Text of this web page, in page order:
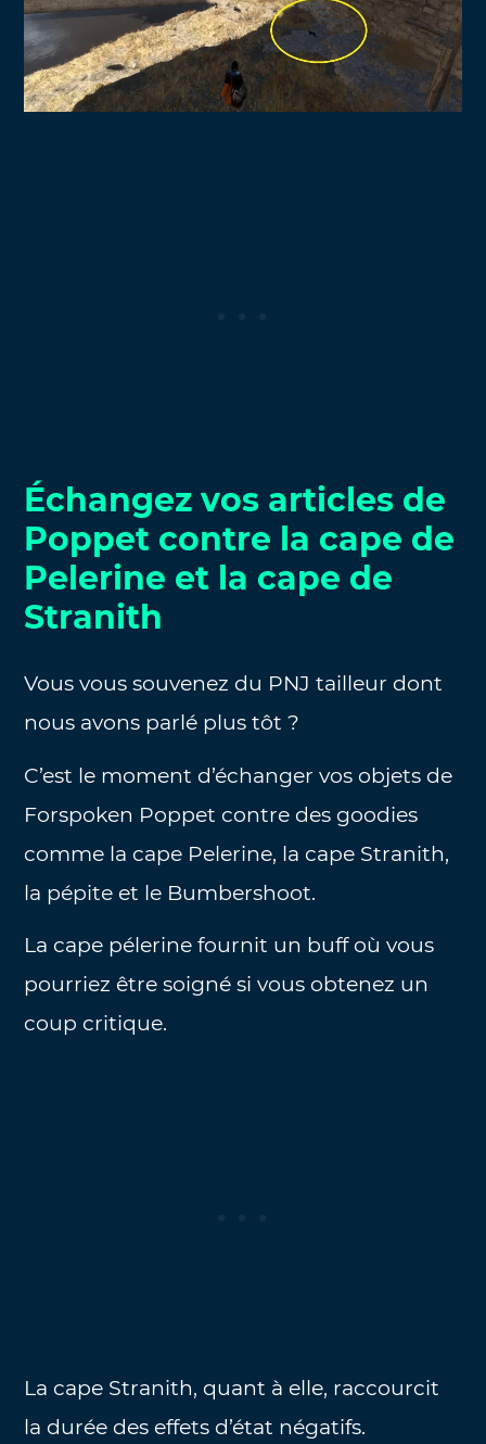
Échangez vos articles de
Poppet contre la cape de
Pelerine et la cape de
Stranith
Vous vous souvenez du PNJ tailleur dont
nous avons parlé plus tôt ?
C’est le moment d’échanger vos objets de
Forspoken Poppet contre des goodies
comme la cape Pelerine, la cape Stranith,
la pépite et le Bumbershoot.
La cape pélerine fournit un buff où vous
pourriez être soigné si vous obtenez un
coup critique.
La cape Stranith, quant à elle, raccourcit
la durée des effets d’état négatifs.